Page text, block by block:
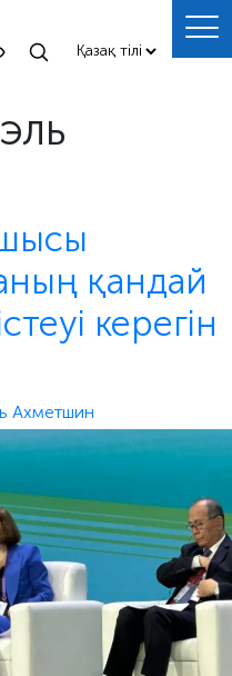
қандай
керегін
Ахметшин